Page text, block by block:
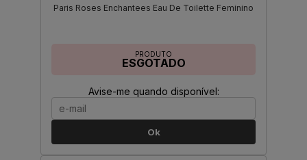
Paris Roses Enchantees Eau De Toilette Feminino
PRODUTO
ESGOTADO
Avise-me quando disponível:
Ok